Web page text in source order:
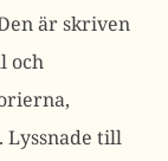
är skriven
och
Lyssnade till